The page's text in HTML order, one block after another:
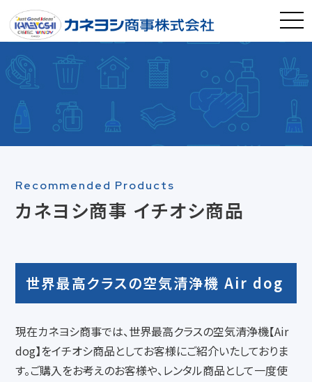
Recommended Products
カネヨシ商事 イチオシ商品
世界最高クラスの空気清浄機 Air dog
現在カネヨシ商事では、世界最高クラスの空気清浄機【Air
dog】をイチオシ商品としてお客様にご紹介いたしておりま
す。ご購入をお考えのお客様や、レンタル商品として一度使